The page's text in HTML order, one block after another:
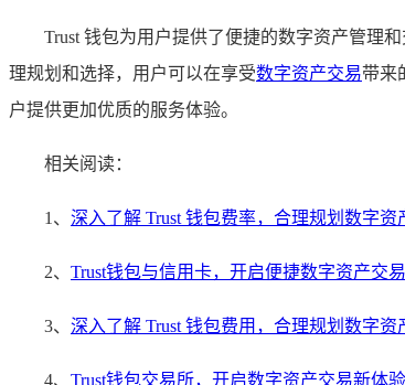
Trust 钱包为用户提供了便捷的数字资产管理
理规划和选择，用户可以在享受数字资产交易带来
户提供更加优质的服务体验。
相关阅读：
1、 深入了解 Trust 钱包费率，合理规划数字资
2、 Trust钱包与信用卡，开启便捷数字资产交
3、 深入了解 Trust 钱包费用，合理规划数字资
4、 Trust钱包交易所，开启数字资产交易新体验